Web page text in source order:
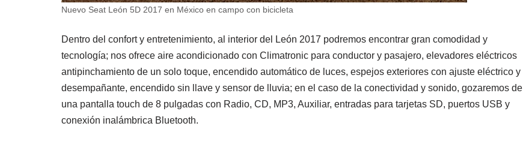
Nuevo Seat León 5D 2017 en México en campo con bicicleta
Dentro del confort y entretenimiento, al interior del León 2017 podremos encontrar gran comodidad y
tecnología; nos ofrece aire acondicionado con Climatronic para conductor y pasajero, elevadores eléctricos
antipinchamiento de un solo toque, encendido automático de luces, espejos exteriores con ajuste eléctrico y
desempañante, encendido sin llave y sensor de lluvia; en el caso de la conectividad y sonido, gozaremos de
una pantalla touch de 8 pulgadas con Radio, CD, MP3, Auxiliar, entradas para tarjetas SD, puertos USB y
conexión inalámbrica Bluetooth.